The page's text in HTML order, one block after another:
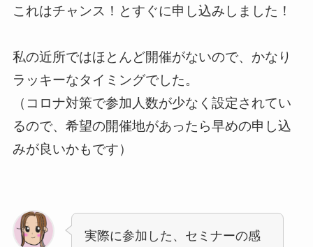
これはチャンス！とすぐに申し込みしました！
私の近所ではほとんど開催がないので、かなり
ラッキーなタイミングでした。
（コロナ対策で参加人数が少なく設定されてい
るので、希望の開催地があったら早めの申し込
みが良いかもです）
実際に参加した、セミナーの感